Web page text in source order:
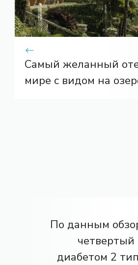
Самый желанный
мире с видом на
По данным
четвертый
диабетом 2